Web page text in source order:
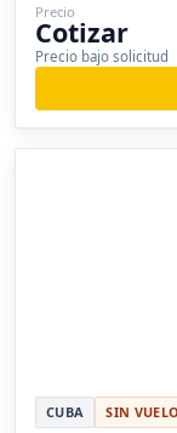
Precio
Cotizar
Precio bajo solicitud
CUBA SIN VUELO